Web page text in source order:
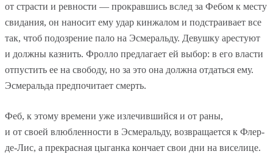
от страсти и ревности — прокравшись вслед за Фебом к месту
свидания, он наносит ему удар кинжалом и подстраивает все
так, чтоб подозрение пало на Эсмеральду. Девушку арестуют
и должны казнить. Фролло предлагает ей выбор: в его власти
отпустить ее на свободу, но за это она должна отдаться ему.
Эсмеральда предпочитает смерть.
Феб, к этому времени уже излечившийся и от раны,
и от своей влюбленности в Эсмеральду, возвращается к Флер-
де-Лис, а прекрасная цыганка кончает свои дни на виселице.